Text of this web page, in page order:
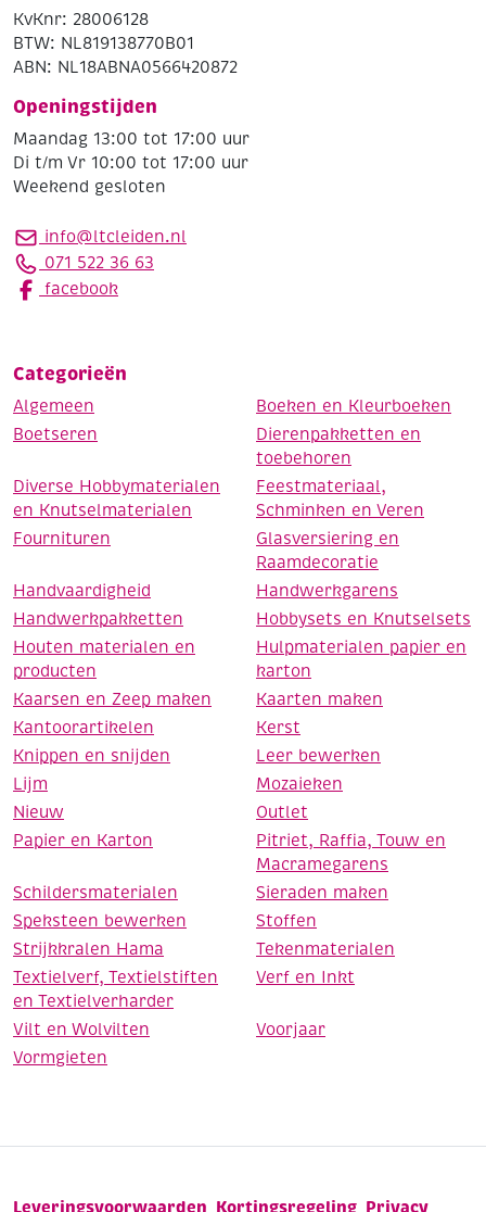
KvKnr: 28006128
BTW: NL819138770B01
ABN: NL18ABNA0566420872
Openingstijden
Maandag 13:00 tot 17:00 uur
Di t/m Vr 10:00 tot 17:00 uur
Weekend gesloten
info@ltcleiden.nl
071 522 36 63
facebook
Categorieën
Algemeen
Boeken en Kleurboeken
Boetseren
Dierenpakketten en
toebehoren
Diverse Hobbymaterialen
en Knutselmaterialen
Feestmateriaal,
Schminken en Veren
Fournituren
Glasversiering en
Raamdecoratie
Handvaardigheid
Handwerkgarens
Handwerkpakketten
Hobbysets en Knutselsets
Houten materialen en
producten
Hulpmaterialen papier en
karton
Kaarsen en Zeep maken
Kaarten maken
Kantoorartikelen
Kerst
Knippen en snijden
Leer bewerken
Lijm
Mozaieken
Nieuw
Outlet
Papier en Karton
Pitriet, Raffia, Touw en
Macramegarens
Schildersmaterialen
Sieraden maken
Speksteen bewerken
Stoffen
Strijkkralen Hama
Tekenmaterialen
Textielverf, Textielstiften
en Textielverharder
Verf en Inkt
Vilt en Wolvilten
Voorjaar
Vormgieten
Leveringsvoorwaarden Kortingsregeling Privacy